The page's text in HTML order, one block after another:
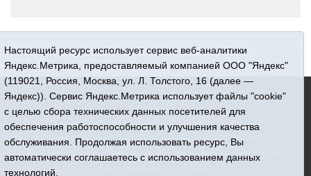
16+ © 2015-2026 Сетевое издание «Новости Юргинского
Регистрационный номер СМИ ЭЛ № ФС 77 - 66052 выдан
Федеральной службой по надзору в сфере связи,
Настоящий ресурс использует сервис веб-аналитики
Яндекс.Метрика, предоставляемый компанией ООО "Яндекс"
(119021, Россия, Москва, ул. Л. Толстого, 16 (далее —
Яндекс)). Сервис Яндекс.Метрика использует файлы "cookie"
с целью сбора технических данных посетителей для
обеспечения работоспособности и улучшения качества
обслуживания. Продолжая использовать ресурс, Вы
автоматически соглашаетесь с использованием данных
технологий.